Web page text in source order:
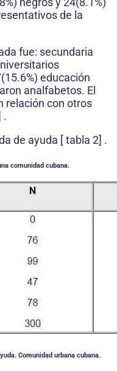
de la
fue: secundaria
educación
analfabetos. El
relación con otros
.
de ayuda [ tabla 2] .
comunidad cubana.
Comunidad urbana cubana.